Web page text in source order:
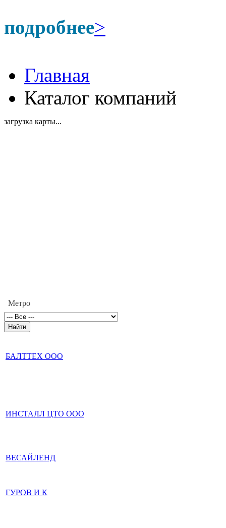
подробнее>
Главная
Каталог компаний
загрузка карты...
Метро
БАЛТТЕХ ООО
ИНСТАЛЛ ЦТО ООО
ВЕСАЙЛЕНД
ГУРОВ И К